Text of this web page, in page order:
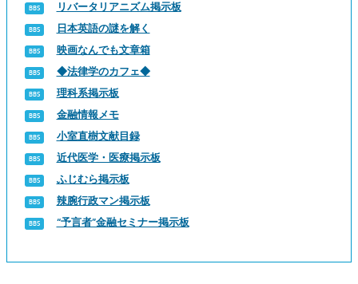
リバータリアニズム掲示板
日本英語の謎を解く
映画なんでも文章箱
◆法律学のカフェ◆
理科系掲示板
金融情報メモ
小室直樹文献目録
近代医学・医療掲示板
ふじむら掲示板
辣腕行政マン掲示板
“予言者”金融セミナー掲示板